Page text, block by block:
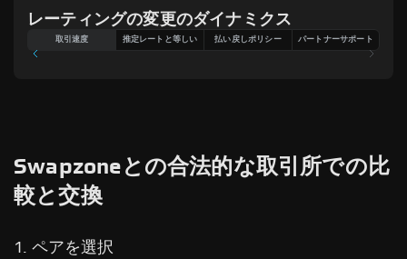
レーティングの変更のダイナミクス
取引速度 推定レートと等しい 払い戻しポリシー パートナーサポート
Swapzoneとの合法的な取引所での比
較と交換
1. ペアを選択